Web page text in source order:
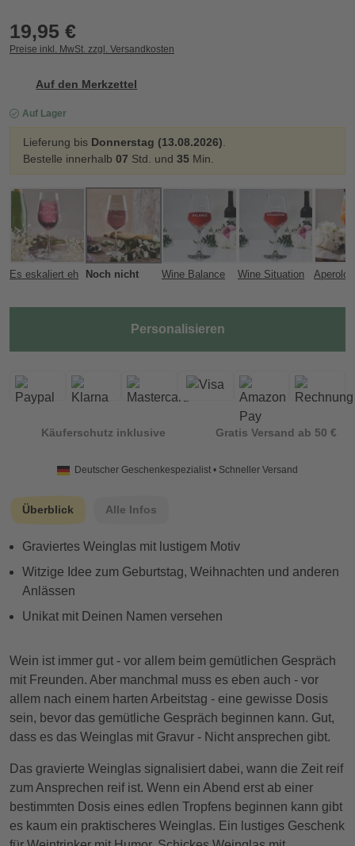
19,95 €
Preise inkl. MwSt. zzgl. Versandkosten
Auf den Merkzettel
Auf Lager
Lieferung bis Donnerstag (13.08.2026).
Bestelle innerhalb 07 Std. und 35 Min.
Es eskaliert eh Noch nicht Wine Balance Wine Situation
Personalisieren
Käuferschutz inklusive Gratis Versand ab 50 €
Deutscher Geschenkespezialist • Schneller Versand
Überblick Alle Infos
Graviertes Weinglas mit lustigem Motiv
Witzige Idee zum Geburtstag, Weihnachten und anderen
Anlässen
Unikat mit Deinen Namen versehen
Wein ist immer gut - vor allem beim gemütlichen Gespräch
mit Freunden. Aber manchmal muss es eben auch - vor
allem nach einem harten Arbeitstag - eine gewisse Dosis
sein, bevor das gemütliche Gespräch beginnen kann. Gut,
dass es das Weinglas mit Gravur - Nicht ansprechen gibt.
Das gravierte Weinglas signalisiert dabei, wann die Zeit reif
zum Ansprechen reif ist. Wenn ein Abend erst ab einer
bestimmten Dosis eines edlen Tropfens beginnen kann gibt
es kaum ein praktischeres Weinglas. Ein lustiges Geschenk